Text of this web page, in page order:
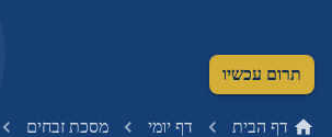
תרום עכשיו
דף הבית דף יומי
מסכת זבחים